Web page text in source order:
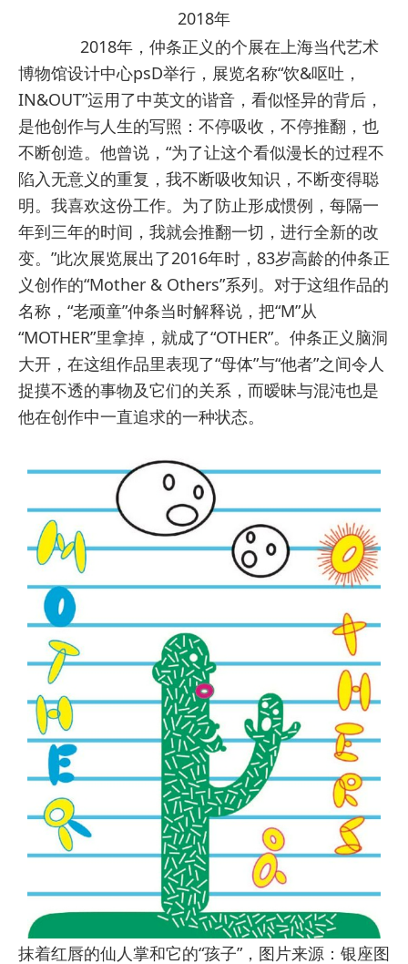
2018年
2018年，仲条正义的个展在上海当代艺术
博物馆设计中心psD举行，展览名称“饮&呕吐，
IN&OUT”运用了中英文的谐音，看似怪异的背后，
是他创作与人生的写照：不停吸收，不停推翻，也
不断创造。他曾说，“为了让这个看似漫长的过程不
陷入无意义的重复，我不断吸收知识，不断变得聪
明。我喜欢这份工作。为了防止形成惯例，每隔一
年到三年的时间，我就会推翻一切，进行全新的改
变。”此次展览展出了2016年时，83岁高龄的仲条正
义创作的“Mother & Others”系列。对于这组作品的
名称，“老顽童”仲条当时解释说，把“M”从
“MOTHER”里拿掉，就成了“OTHER”。仲条正义脑洞
大开，在这组作品里表现了“母体”与“他者”之间令人
捉摸不透的事物及它们的关系，而暧昧与混沌也是
他在创作中一直追求的一种状态。
抹着红唇的仙人掌和它的“孩子”，图片来源：银座图